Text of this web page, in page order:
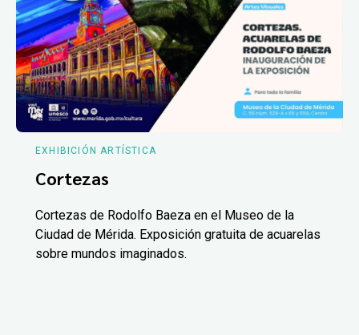
EXHIBICIÓN ARTÍSTICA
Cortezas
Cortezas de Rodolfo Baeza en el Museo de la
Ciudad de Mérida. Exposición gratuita de acuarelas
sobre mundos imaginados.